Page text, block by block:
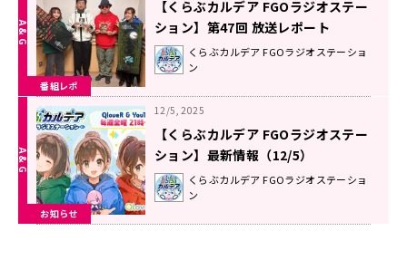
番組レポ
【くらぶカルデア FGOラジオステー
ション】第47回 放送レポート
くらぶカルデア FGOラジオステーショ
ン
お知らせ
12/5, 2025
【くらぶカルデア FGOラジオステー
ション】最新情報（12/5）
くらぶカルデア FGOラジオステーショ
ン